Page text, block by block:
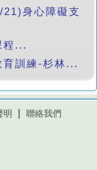
身心障礙支
程...
育訓練-杉林...
明 聯絡我們